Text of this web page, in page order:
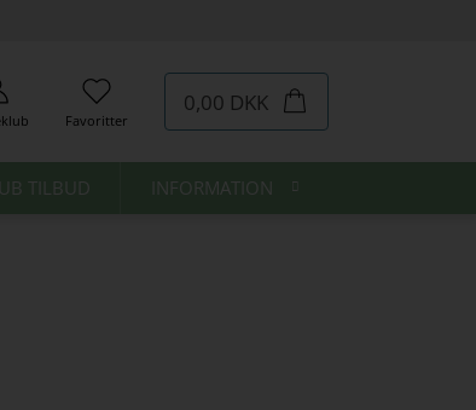
Favoritter
0,00 DKK
TILBUD INFORMATION